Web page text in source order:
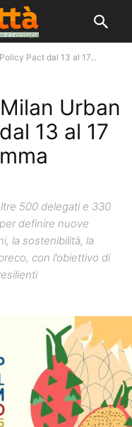
Pact dal 13 al 17...
Urban
13 al 17
500 delegati e 330
definire nuove
la sostenibilità, la
con l’obiettivo di